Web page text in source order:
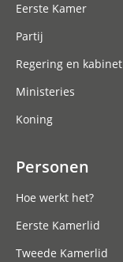
Eerste Kamer
Partij
Regering en kabinet
Ministeries
Koning
Personen
Hoe werkt het?
Eerste Kamerlid
Tweede Kamerlid